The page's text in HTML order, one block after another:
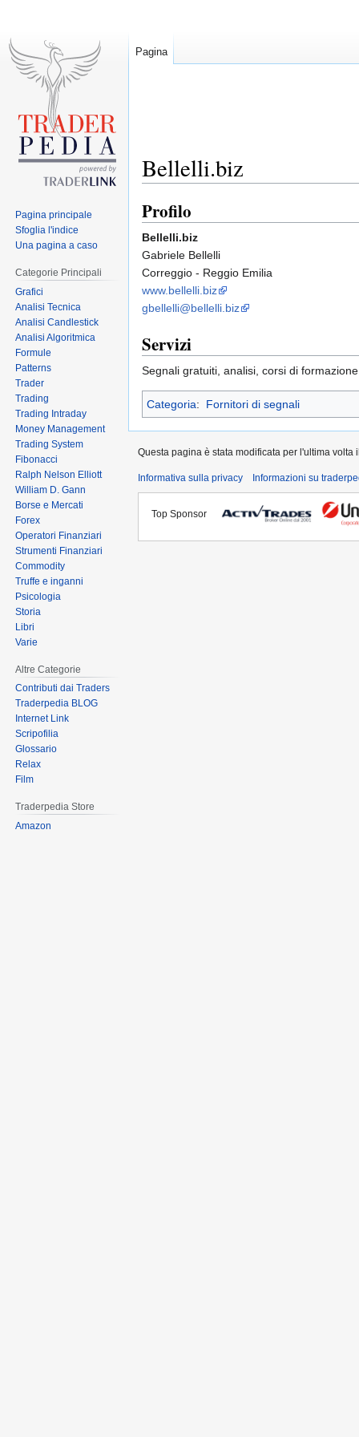
Bellelli.biz
Jump
to
navigation
Jump
to
search
Profilo
Bellelli.biz
Gabriele Bellelli
Correggio - Reggio Emilia
www.bellelli.biz
gbellelli@bellelli.biz
Servizi
Segnali gratuiti, analisi, corsi di
Categoria: Fornitori di segnali
Pagina
Pagina principale
Sfoglia l'indice
Una pagina a caso
Categorie Principali
Grafici
Analisi Tecnica
Analisi Candlestick
Analisi Algoritmica
Formule
Patterns
Trader
Trading
Trading Intraday
Money Management
Trading System
Fibonacci
Ralph Nelson Elliott
William D. Gann
Borse e Mercati
Forex
Operatori Finanziari
Strumenti Finanziari
Commodity
Truffe e inganni
Psicologia
Storia
Libri
Varie
Altre Categorie
Contributi dai Traders
Traderpedia BLOG
Internet Link
Scripofilia
Glossario
Relax
Film
Traderpedia Store
Amazon
Questa pagina è stata modificata per l'ultima volta
Informativa sulla privacy Informazioni su
Top Sponsor